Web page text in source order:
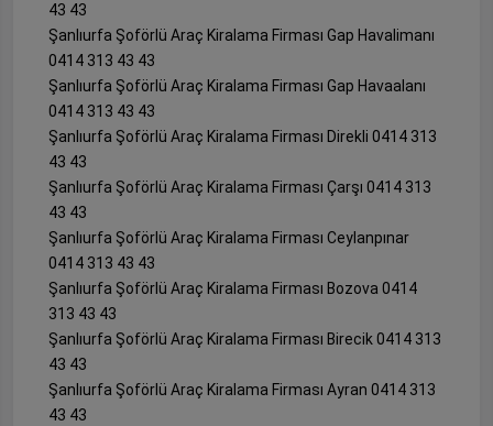
43 43
Şanlıurfa Şoförlü Araç Kiralama Firması Gap Havalimanı
0414 313 43 43
Şanlıurfa Şoförlü Araç Kiralama Firması Gap Havaalanı
0414 313 43 43
Şanlıurfa Şoförlü Araç Kiralama Firması Direkli 0414 313
43 43
Şanlıurfa Şoförlü Araç Kiralama Firması Çarşı 0414 313
43 43
Şanlıurfa Şoförlü Araç Kiralama Firması Ceylanpınar
0414 313 43 43
Şanlıurfa Şoförlü Araç Kiralama Firması Bozova 0414
313 43 43
Şanlıurfa Şoförlü Araç Kiralama Firması Birecik 0414 313
43 43
Şanlıurfa Şoförlü Araç Kiralama Firması Ayran 0414 313
43 43